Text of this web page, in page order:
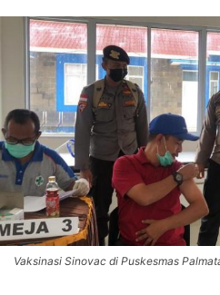
Vaksinasi Sinovac di Puskesmas